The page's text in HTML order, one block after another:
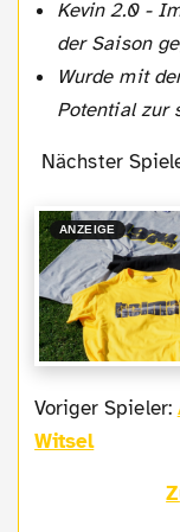
Kevin 2.0 -
der Saison
Wurde mit
Potential zur
Nächster
ANZEIGE
Voriger Spieler:
Witsel